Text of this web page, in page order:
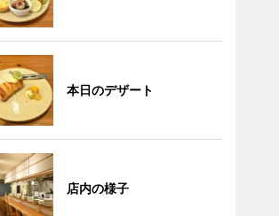
本日のデザート
店内の様子